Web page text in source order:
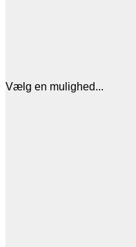
Vælg en mulighed...